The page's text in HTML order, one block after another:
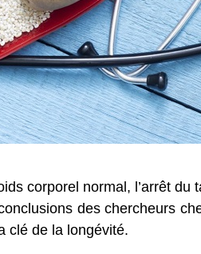
corporel normal, l’arrêt
des chercheurs
clé de la longévité.